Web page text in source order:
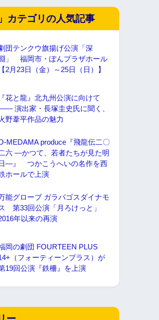
」カテゴリの人気記事
団テンクウ旗揚げ公演「深
」 福岡市・ぽんプラザホール
【2月23日（金）～25日（日）】
『花と龍』北九州公演に向けて
演出家・長塚圭史氏に聞く、
野葦平作品の魅力
MEDAMA produce『飛龍伝二〇
六 ―かつて、若者たちが見た明
―』 つかこうへいの名作を西
ホールで上演
能グローブ ガラパゴスダイナモ
第33回公演「月ろけっと」
年以来の再演
岡の劇団 FOURTEEN PLUS
（フォーティーンプラス）が
19回公演『鉄柵』を上演